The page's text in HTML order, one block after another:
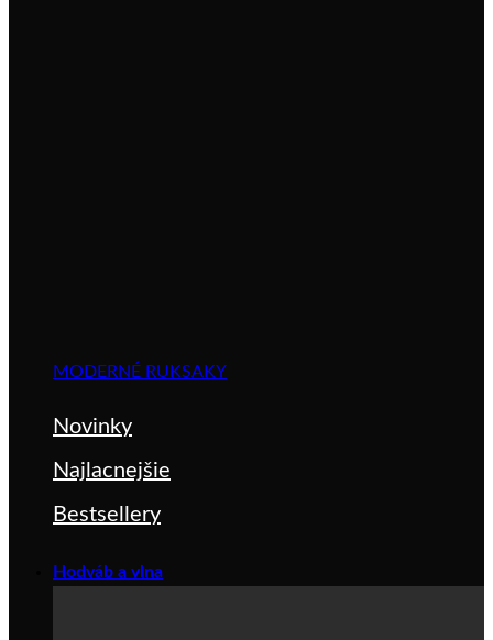
MODERNÉ RUKSAKY
Novinky
Najlacnejšie
Bestsellery
Hodváb a vlna